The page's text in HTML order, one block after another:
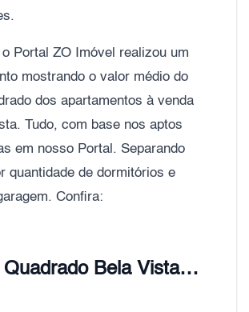
Portal ZO Imóvel realizou um
mostrando o valor médio do
dos apartamentos à venda
Tudo, com base nos aptos
em nosso Portal. Separando
quantidade de dormitórios e
Confira:
- Metro Quadrado Bela Vista, Zona Oeste de São Paulo;